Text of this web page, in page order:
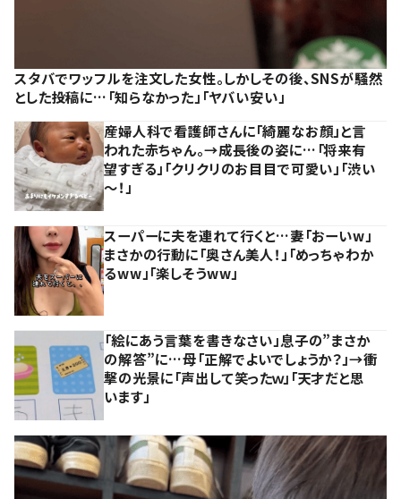
スタバでワッフルを注文した女性。しかしその後、SNSが騒然
とした投稿に…「知らなかった」「ヤバい安い」
産婦人科で看護師さんに「綺麗なお顔」と言
われた赤ちゃん。→成長後の姿に…「将来有
望すぎる」「クリクリのお目目で可愛い」「渋い
～！」
スーパーに夫を連れて行くと…妻「おーいw」
まさかの行動に「奥さん美人！」「めっちゃわか
るww」「楽しそうww」
「絵にあう言葉を書きなさい」息子の”まさか
の解答”に…母「正解でよいでしょうか？」→衝
撃の光景に「声出して笑ったｗ」「天才だと思
います」